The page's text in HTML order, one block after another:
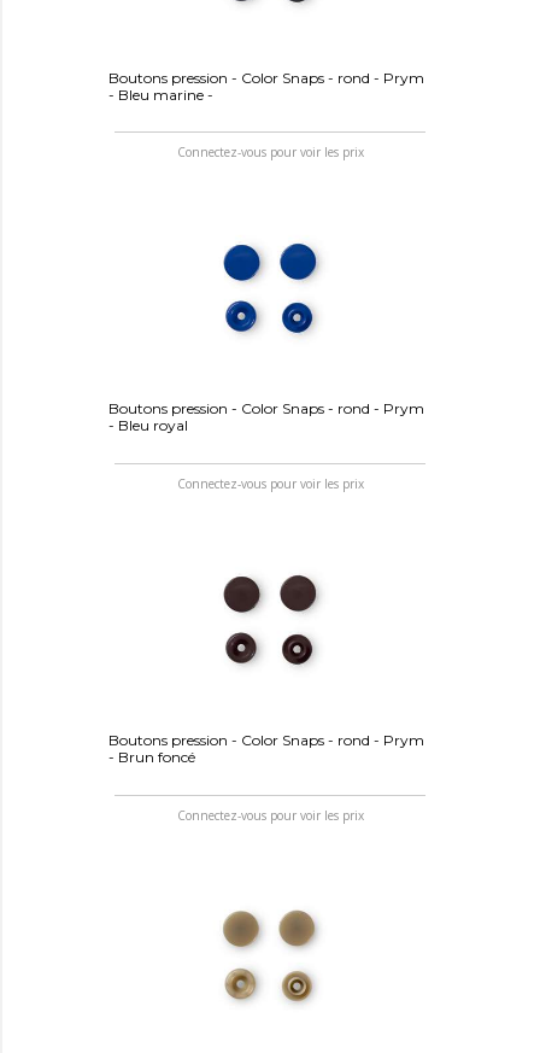
Boutons pression - Color Snaps - rond - Prym
- Bleu marine -
Connectez-vous pour voir les prix
Boutons pression - Color Snaps - rond - Prym
- Bleu royal
Connectez-vous pour voir les prix
Boutons pression - Color Snaps - rond - Prym
- Brun foncé
Connectez-vous pour voir les prix